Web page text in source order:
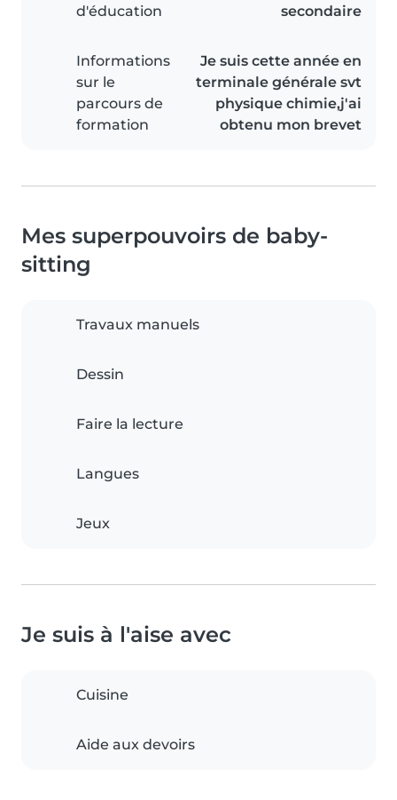
d'éducation
secondaire
Informations
sur le
parcours de
formation
Je suis cette année en
terminale générale svt
physique chimie,j'ai
obtenu mon brevet
Mes superpouvoirs de baby-
sitting
Travaux manuels
Dessin
Faire la lecture
Langues
Jeux
Je suis à l'aise avec
Cuisine
Aide aux devoirs